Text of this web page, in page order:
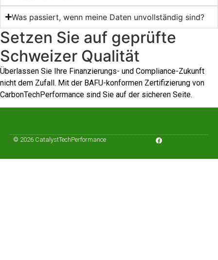
Was passiert, wenn meine Daten unvollständig sind?
Setzen Sie auf geprüfte
Schweizer Qualität
Überlassen Sie Ihre Finanzierungs- und Compliance-Zukunft
nicht dem Zufall. Mit der BAFU-konformen Zertifizierung von
CarbonTechPerformance sind Sie auf der sicheren Seite.
© 2026 CatalystTechPerformance